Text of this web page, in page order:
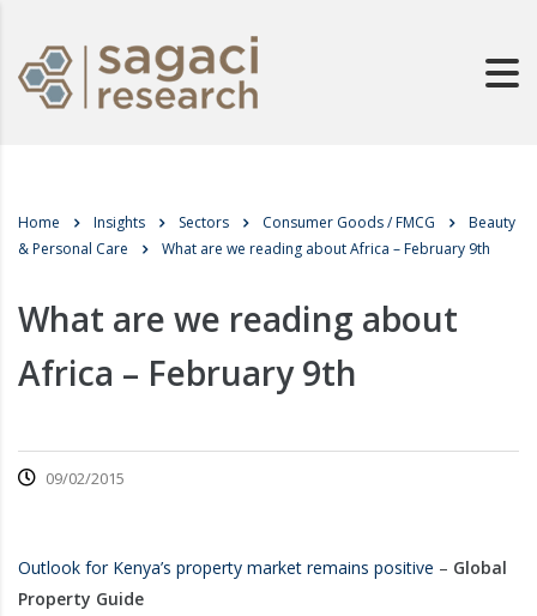
Home Insights Sectors Consumer Goods / FMCG
Beauty
& Personal Care
What are we reading about Africa – February 9th
What are we reading about
Africa – February 9th
09/02/2015
Outlook for Kenya’s property market remains positive – Global
Property Guide